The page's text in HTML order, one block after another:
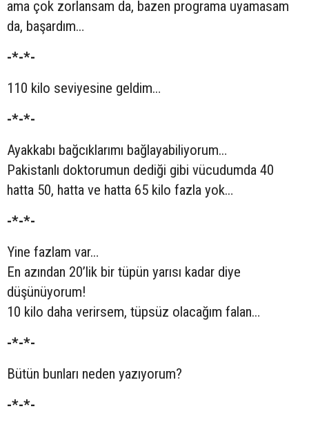
ama çok zorlansam da, bazen programa uyamasam
da, başardım…
-*-*-
110 kilo seviyesine geldim…
-*-*-
Ayakkabı bağcıklarımı bağlayabiliyorum…
Pakistanlı doktorumun dediği gibi vücudumda 40
hatta 50, hatta ve hatta 65 kilo fazla yok…
-*-*-
Yine fazlam var…
En azından 20’lik bir tüpün yarısı kadar diye
düşünüyorum!
10 kilo daha verirsem, tüpsüz olacağım falan…
-*-*-
Bütün bunları neden yazıyorum?
-*-*-